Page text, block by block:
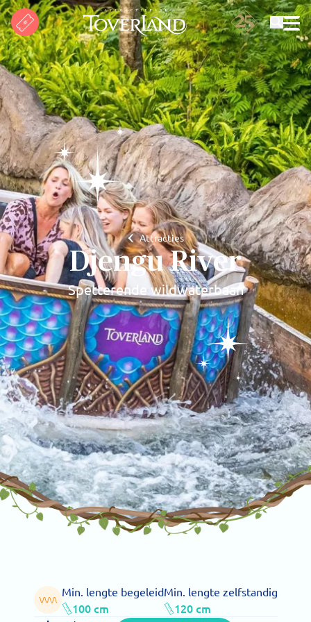
Zoeken
Attracties
Djengu River
Spetterende wildwaterbaan
Min. lengte begeleid
100 cm
Min. lengte zelfstandig
120 cm